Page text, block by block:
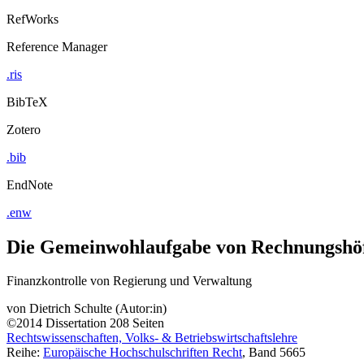
RefWorks
Reference Manager
.ris
BibTeX
Zotero
.bib
EndNote
.enw
Die Gemeinwohlaufgabe von
Finanzkontrolle von Regierung und Verwaltung
von Dietrich Schulte (Autor:in)
©2014 Dissertation 208 Seiten
Rechtswissenschaften, Volks- & Betriebswirtschaftslehre
Reihe: Europäische Hochschulschriften Recht, Band 5665